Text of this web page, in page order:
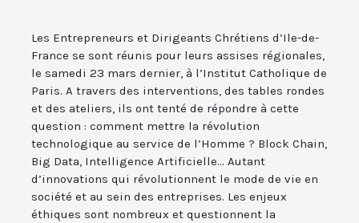
Les Entrepreneurs et Dirigeants Chrétiens d’Ile-de-
France se sont réunis pour leurs assises régionales,
le samedi 23 mars dernier, à l’Institut Catholique de
Paris. A travers des interventions, des tables rondes
et des ateliers, ils ont tenté de répondre à cette
question : comment mettre la révolution
technologique au service de l’Homme ? Block Chain,
Big Data, Intelligence Artificielle... Autant
d’innovations qui révolutionnent le mode de vie en
société et au sein des entreprises. Les enjeux
éthiques sont nombreux et questionnent la